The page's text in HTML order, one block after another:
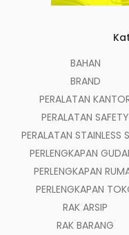
BAHAN
BRAND
PERALATAN
PERALATAN SAFETY
PERALATAN STAINLESS
PERLENGKAPAN
PERLENGKAPAN
PERLENGKAPAN
RAK ARSIP
RAK BARANG